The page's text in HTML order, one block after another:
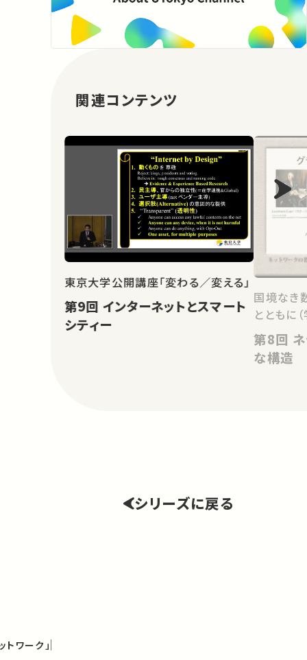
関連コンテンツ
東京大学公開講座「変わる／変える」
第9回 インターネットとスマート
シティー
国境なき
とともに
第8回 ネットワークがもつ普遍的
な構造
シリーズに戻る
ワーク」